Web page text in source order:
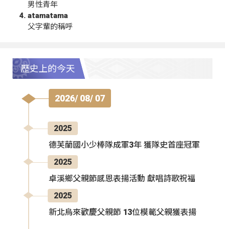
男性青年
atamatama
父字輩的稱呼
歷史上的今天
2026/ 08/ 07
2025
德芙蘭國小少棒隊成軍3年 獲隊史首座冠軍
2025
卓溪鄉父親節感恩表揚活動 獻唱詩歌祝福
2025
新北烏來歡慶父親節 13位模範父親獲表揚